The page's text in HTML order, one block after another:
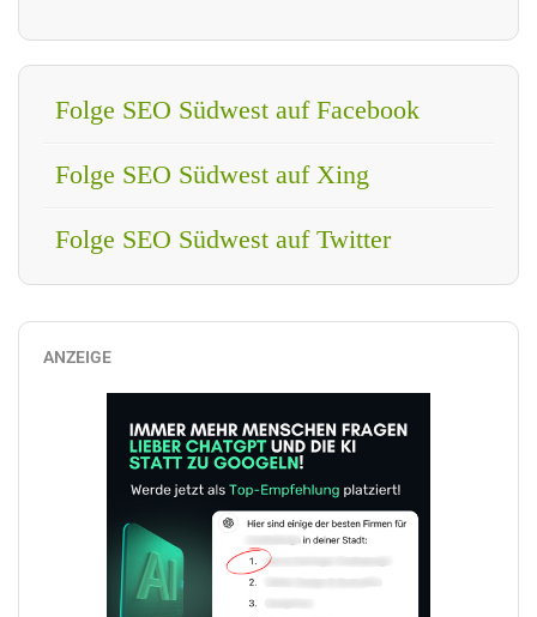
Folge SEO Südwest auf Facebook
Folge SEO Südwest auf Xing
Folge SEO Südwest auf Twitter
ANZEIGE